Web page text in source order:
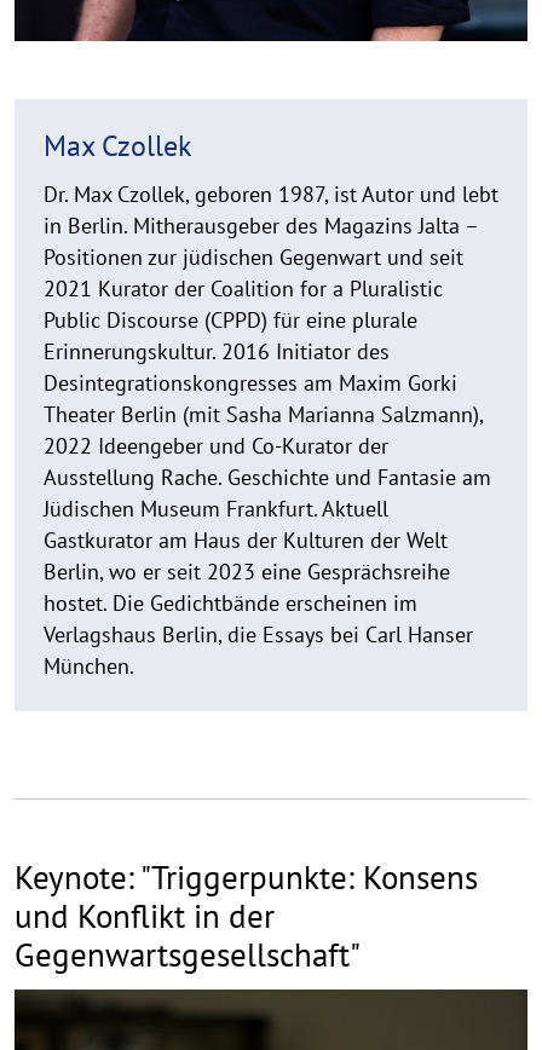
Max Czollek
Dr. Max Czollek, geboren 1987, ist Autor und lebt
in Berlin. Mitherausgeber des Magazins Jalta –
Positionen zur jüdischen Gegenwart und seit
2021 Kurator der Coalition for a Pluralistic
Public Discourse (CPPD) für eine plurale
Erinnerungskultur. 2016 Initiator des
Desintegrationskongresses am Maxim Gorki
Theater Berlin (mit Sasha Marianna Salzmann),
2022 Ideengeber und Co-Kurator der
Ausstellung Rache. Geschichte und Fantasie am
Jüdischen Museum Frankfurt. Aktuell
Gastkurator am Haus der Kulturen der Welt
Berlin, wo er seit 2023 eine Gesprächsreihe
hostet. Die Gedichtbände erscheinen im
Verlagshaus Berlin, die Essays bei Carl Hanser
München.
Keynote: "Triggerpunkte: Konsens
und Konflikt in der
Gegenwartsgesellschaft"